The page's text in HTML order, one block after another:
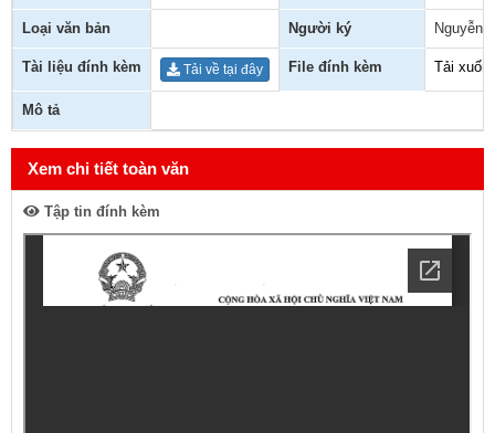
Loại văn bản Người ký Nguyễn
Tài liệu đính kèm Tải về tại đây File đính kèm Tải
Mô tả
Xem chi tiết toàn văn
Tập tin đính kèm